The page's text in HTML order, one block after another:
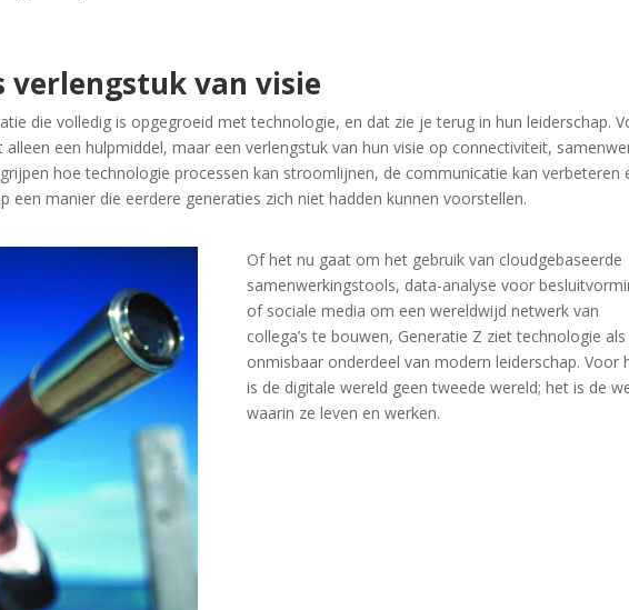
verlengstuk van visie
die volledig is opgegroeid met technologie, en dat zie je terug in hun leiderschap.
een hulpmiddel, maar een verlengstuk van hun visie op connectiviteit,
hoe technologie processen kan stroomlijnen, de communicatie kan verbeteren
een manier die eerdere generaties zich niet hadden kunnen voorstellen.
Of het nu gaat om het gebruik van cloudgebaseerde
samenwerkingstools, data-analyse voor
of sociale media om een wereldwijd netwerk van
collega’s te bouwen, Generatie Z ziet technologie
onmisbaar onderdeel van modern leiderschap. Voor
is de digitale wereld geen tweede wereld; het is de
waarin ze leven en werken.